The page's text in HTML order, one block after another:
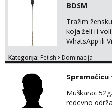
dostupna jer
zabava. Ulovi
vidiš, uživo
BDSM
Tražim
koja želi ili
WhatsApp ili
i trans
Kategorija: Fetish Dominacija
Spremaćicu
Muškarac
redovno